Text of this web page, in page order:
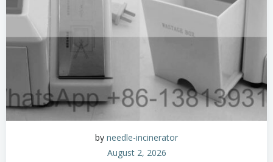
by needle-incinerator
August 2, 2026